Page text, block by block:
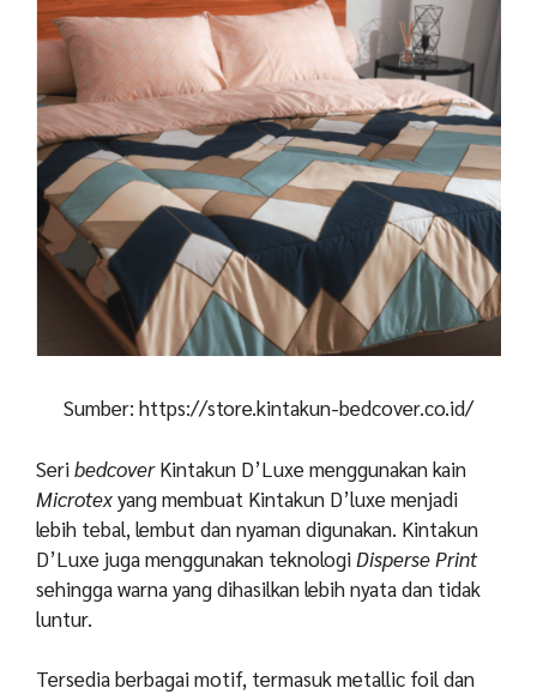
Sumber: https://store.kintakun-bedcover.co.id/
SeribedcoverKintakun D’Luxe menggunakan kain
Microtexyang membuat Kintakun D’luxe menjadi
lebih tebal, lembut dan nyaman digunakan. Kintakun
D’Luxe juga menggunakan teknologiDisperse Print
sehingga warna yang dihasilkan lebih nyata dan tidak
luntur.
Tersedia berbagai motif, termasuk metallic foil dan